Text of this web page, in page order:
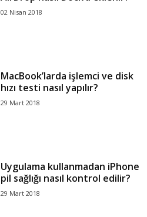
02 Nisan 2018
MacBook’larda işlemci ve disk
hızı testi nasıl yapılır?
29 Mart 2018
Uygulama kullanmadan iPhone
pil sağlığı nasıl kontrol edilir?
29 Mart 2018